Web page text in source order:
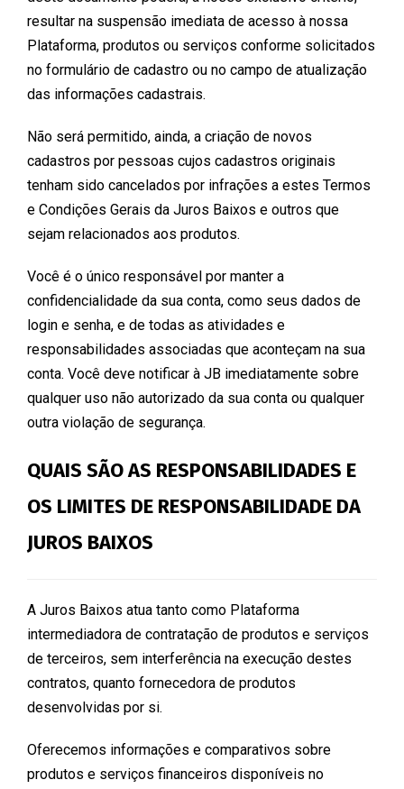
resultar na suspensão imediata de acesso à nossa
Plataforma, produtos ou serviços conforme solicitados
no formulário de cadastro ou no campo de atualização
das informações cadastrais.
Não será permitido, ainda, a criação de novos
cadastros por pessoas cujos cadastros originais
tenham sido cancelados por infrações a estes Termos
e Condições Gerais da Juros Baixos e outros que
sejam relacionados aos produtos.
Você é o único responsável por manter a
confidencialidade da sua conta, como seus dados de
login e senha, e de todas as atividades e
responsabilidades associadas que aconteçam na sua
conta. Você deve notificar à JB imediatamente sobre
qualquer uso não autorizado da sua conta ou qualquer
outra violação de segurança.
QUAIS SÃO AS RESPONSABILIDADES E
OS LIMITES DE RESPONSABILIDADE DA
JUROS BAIXOS
A Juros Baixos atua tanto como Plataforma
intermediadora de contratação de produtos e serviços
de terceiros, sem interferência na execução destes
contratos, quanto fornecedora de produtos
desenvolvidas por si.
Oferecemos informações e comparativos sobre
produtos e serviços financeiros disponíveis no